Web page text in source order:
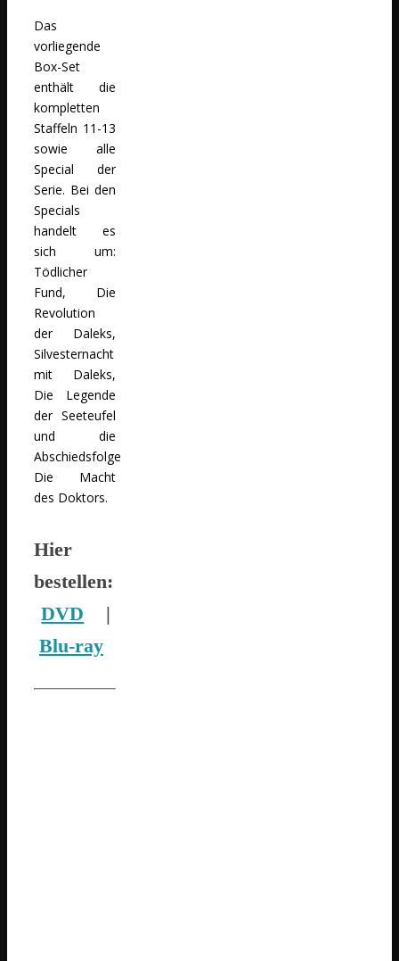
Das
vorliegende
Box-Set
enthält die
kompletten
Staffeln 11-13
sowie alle
Special der
Serie. Bei den
Specials
handelt es
sich um:
Tödlicher
Fund, Die
Revolution
der Daleks,
Silvesternacht
mit Daleks,
Die Legende
der Seeteufel
und die
Abschiedsfolge
Die Macht
des Doktors.
Hier
bestellen:
DVD |
Blu-ray